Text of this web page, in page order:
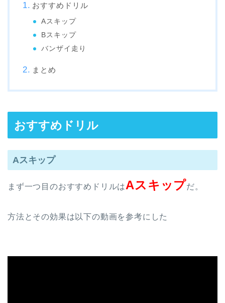
おすすめドリル
Aスキップ
Bスキップ
バンザイ走り
まとめ
おすすめドリル
Aスキップ
まず一つ目のおすすめドリルはAスキップだ。
方法とその効果は以下の動画を参考にした